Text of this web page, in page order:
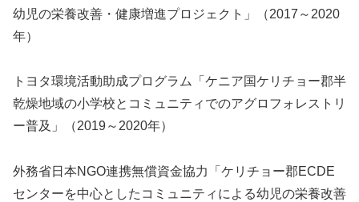
幼児の栄養改善・健康増進プロジェクト」（2017～2020
年）
トヨタ環境活動助成プログラム「ケニア国ケリチョー郡半
乾燥地域の小学校とコミュニティでのアグロフォレストリ
ー普及」（2019～2020年）
外務省日本NGO連携無償資金協力「ケリチョー郡ECDE
センターを中心としたコミュニティによる幼児の栄養改善